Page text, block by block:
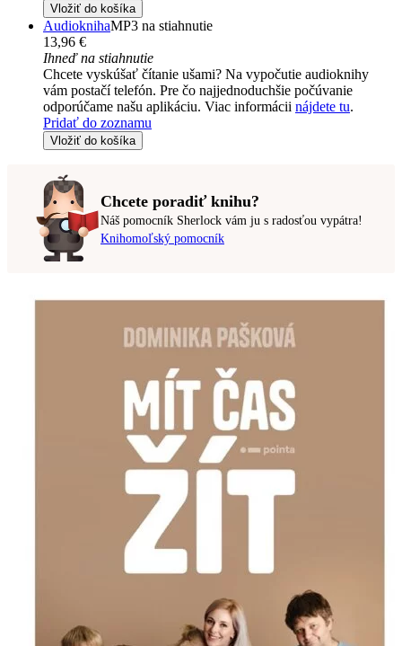
Vložiť do košíka
AudioknihaMP3 na stiahnutie
13,96 €
Ihneď na stiahnutie
Chcete vyskúšať čítanie ušami? Na vypočutie audioknihy
vám postačí telefón. Pre čo najjednoduchšie počúvanie
odporúčame našu aplikáciu. Viac informácii nájdete tu.
Pridať do zoznamu
Vložiť do košíka
Chcete poradiť knihu?
Náš pomocník Sherlock vám ju s radosťou vypátra!
Knihomoľský pomocník